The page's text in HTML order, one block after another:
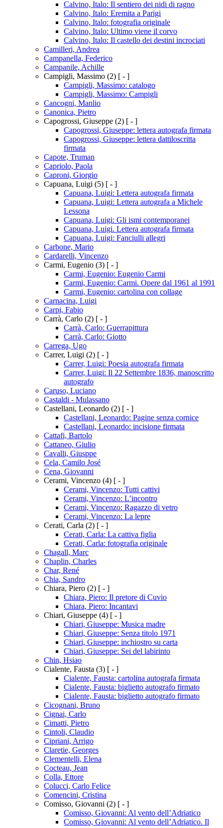
Calvino, Italo: Il sentiero dei nidi di ragno
Calvino, Italo: Eremita a Parigi
Calvino, Italo: fotografia originale
Calvino, Italo: Ultimo viene il corvo
Calvino, Italo: Il castello dei destini incrociati
Camilleri, Andrea
Campanella, Federico
Campanile, Achille
Campigli, Massimo (2) [ - ]
Campigli, Massimo: catalogo
Campigli, Massimo: Campigli
Cancogni, Manlio
Canonica, Pietro
Capogrossi, Giuseppe (2) [ - ]
Capogrossi, Giuseppe: lettera autografa firmata
Capogrossi, Giuseppe: lettera dattiloscritta
firmata
Capote, Truman
Capriolo, Paola
Caproni, Giorgio
Capuana, Luigi (5) [ - ]
Capuana, Luigi: Lettera autografa firmata
Capuana, Luigi: Lettera autografa a Michele
Lessona
Capuana, Luigi: Gli ismi contemporanei
Capuana, Luigi. Lettera autografa firmata
Capuana, Luigi: Fanciulli allegri
Carbone, Mario
Cardarelli, Vincenzo
Carmi, Eugenio (3) [ - ]
Carmi, Eugenio: Eugenio Carmi
Carmi, Eugenio: Carmi. Opere dal 1961 al 1991
Carmi, Eugenio: cartolina con collage
Carnacina, Luigi
Carpi, Fabio
Carrà, Carlo (2) [ - ]
Carrà, Carlo: Guerrapittura
Carrà, Carlo: Giotto
Carrega, Ugo
Carrer, Luigi (2) [ - ]
Carrer, Luigi: Poesia autografa firmata
Carrer, Luigi: Il 22 Settembre 1836, manoscritto
autografo
Caruso, Luciano
Castaldi - Mulassano
Castellani, Leonardo (2) [ - ]
Castellani, Leonardo: Pagine senza cornice
Castellani, Leonardo: incisione firmata
Cattafi, Bartolo
Cattaneo, Giulio
Cavalli, Giusppe
Cela, Camilo José
Cena, Giovanni
Cerami, Vincenzo (4) [ - ]
Cerami, Vincenzo: Tutti cattivi
Cerami, Vincenzo: L’incontro
Cerami, Vincenzo: Ragazzo di vetro
Cerami, Vincenzo: La lepre
Cerati, Carla (2) [ - ]
Cerati, Carla: La cattiva figlia
Cerati, Carla: fotografia originale
Chagall, Marc
Chaplin, Charles
Char, René
Chia, Sandro
Chiara, Piero (2) [ - ]
Chiara, Piero: Il pretore di Cuvio
Chiara, Piero: Incantavi
Chiari, Giuseppe (4) [ - ]
Chiari, Giuseppe: Musica madre
Chiari, Giuseppe: Senza titolo 1971
Chiari, Giuseppe: inchiostro su carta
Chiari, Giuseppe: Sei del labirinto
Chin, Hsiao
Cialente, Fausta (3) [ - ]
Cialente, Fausta: cartolina autografa firmata
Cialente, Fausta: biglietto autografo firmato
Cialente, Fausta: biglietto autografo firmato
Cicognani, Bruno
Cignai, Carlo
Cimatti, Pietro
Cintoli, Claudio
Cipriani, Arrigo
Claretie, Georges
Clementelli, Elena
Cocteau, Jean
Colla, Ettore
Colucci, Carlo Felice
Comencini, Cristina
Comisso, Giovanni (2) [ - ]
Comisso, Giovanni: Al vento dell’Adriatico
Comisso, Giovanni: Al vento dell’Adriatico. Il